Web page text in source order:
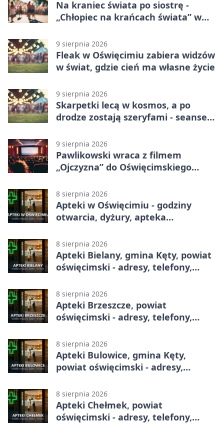
Na kraniec świata po siostrę -
„Chłopiec na krańcach świata” w
9 sierpnia 2026
Fleak w Oświęcimiu zabiera widzów
w świat, gdzie cień ma własne życie
9 sierpnia 2026
Skarpetki lecą w kosmos, a po
drodze zostają szeryfami - seanse
9 sierpnia 2026
Pawlikowski wraca z filmem
„Ojczyzna” do Oświęcimskiego
8 sierpnia 2026
Apteki w Oświęcimiu - godziny
otwarcia, dyżury, apteka
8 sierpnia 2026
Apteki Bielany, gmina Kęty, powiat
oświęcimski - adresy, telefony,
8 sierpnia 2026
Apteki Brzeszcze, powiat
oświęcimski - adresy, telefony,
8 sierpnia 2026
Apteki Bulowice, gmina Kęty,
powiat oświęcimski - adresy,
8 sierpnia 2026
Apteki Chełmek, powiat
oświęcimski - adresy, telefony,